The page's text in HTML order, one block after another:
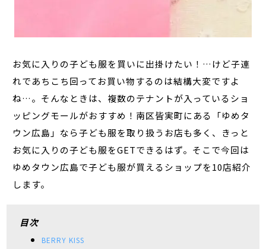
お気に入りの子ども服を買いに出掛けたい！…けど子連
れであちこち回ってお買い物するのは結構大変ですよ
ね…。そんなときは、複数のテナントが入っているショ
ッピングモールがおすすめ！南区皆実町にある「ゆめタ
ウン広島」なら子ども服を取り扱うお店も多く、きっと
お気に入りの子ども服をGETできるはず。そこで今回は
ゆめタウン広島で子ども服が買えるショップを10店紹介
します。
目次
BERRY KISS